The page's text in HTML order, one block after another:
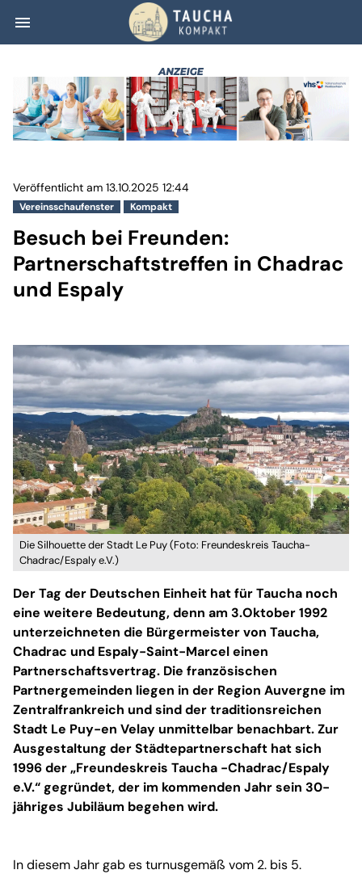
menu Besuch bei
Vereinsschaufenster Kompakt
Veröffentlicht am 13.10.2025 12:44
Besuch bei Freunden:
Partnerschaftstreffen in Chadrac
und Espaly
Die Silhouette der Stadt Le Puy (Foto: Freundeskreis Taucha-
Chadrac/Espaly e.V.)
Der Tag der Deutschen Einheit hat für Taucha noch
eine weitere Bedeutung, denn am 3.Oktober 1992
unterzeichneten die Bürgermeister von Taucha,
Chadrac und Espaly-Saint-Marcel einen
Partnerschaftsvertrag. Die französischen
Partnergemeinden liegen in der Region Auvergne im
Zentralfrankreich und sind der traditionsreichen
Stadt Le Puy-en Velay unmittelbar benachbart. Zur
Ausgestaltung der Städtepartnerschaft hat sich
1996 der „Freundeskreis Taucha -Chadrac/Espaly
e.V.“ gegründet, der im kommenden Jahr sein 30-
jähriges Jubiläum begehen wird.
In diesem Jahr gab es turnusgemäß vom 2. bis 5.